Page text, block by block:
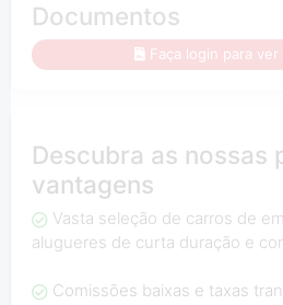
Documentos
Faça login para ver
Descubra as nossas
vantagens
Vasta seleção de carros de
alugueres de curta duração e
Comissões baixas e taxas